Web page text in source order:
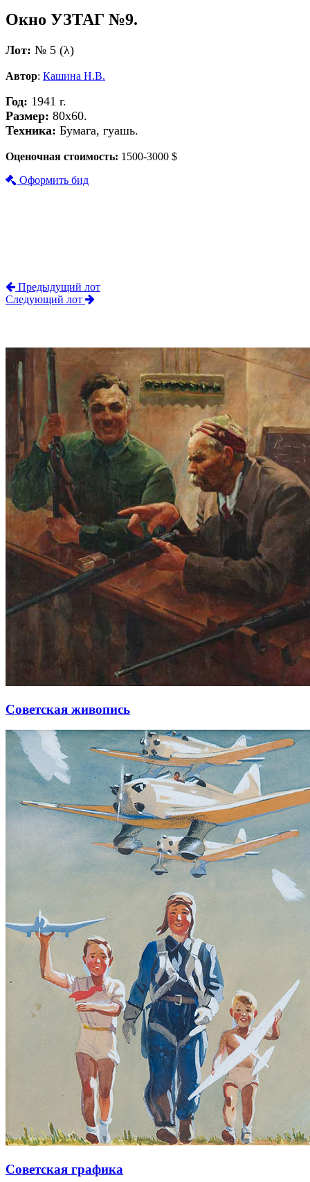
Окно УЗТАГ №9.
Лот: № 5 (λ)
Автор: Кашина Н.В.
Год: 1941 г.
Размер: 80х60.
Техника: Бумага, гуашь.
Оценочная стоимость: 1500-3000 $
Оформить бид
Предыдущий лот
Следующий лот
Советская живопись
Советская графика